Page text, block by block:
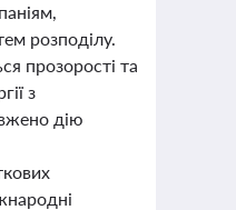
розподілу.
прозорості та
з
дію